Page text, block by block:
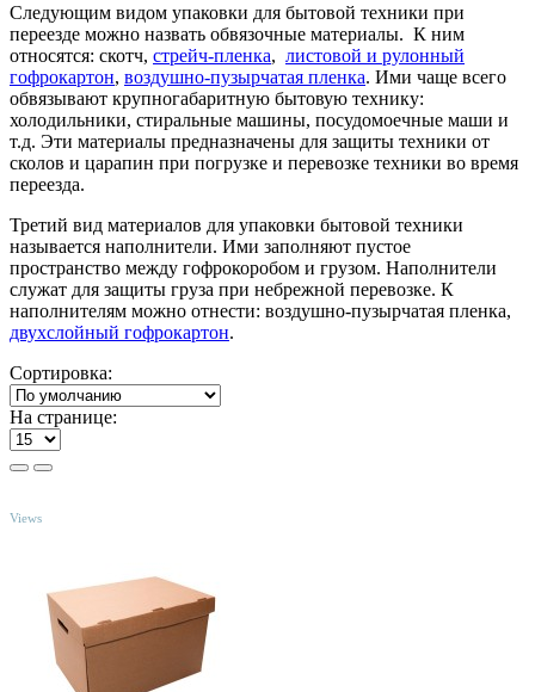
Следующим видом упаковки для бытовой техники при
переезде можно назвать обвязочные материалы. К ним
относятся: скотч, стрейч-пленка, листовой и рулонный
гофрокартон, воздушно-пузырчатая пленка. Ими чаще всего
обвязывают крупногабаритную бытовую технику:
холодильники, стиральные машины, посудомоечные маши и
т.д. Эти материалы предназначены для защиты техники от
сколов и царапин при погрузке и перевозке техники во время
переезда.
Третий вид материалов для упаковки бытовой техники
называется наполнители. Ими заполняют пустое
пространство между гофрокоробом и грузом. Наполнители
служат для защиты груза при небрежной перевозке. К
наполнителям можно отнести: воздушно-пузырчатая пленка,
двухслойный гофрокартон.
Сортировка:
На странице:
Views